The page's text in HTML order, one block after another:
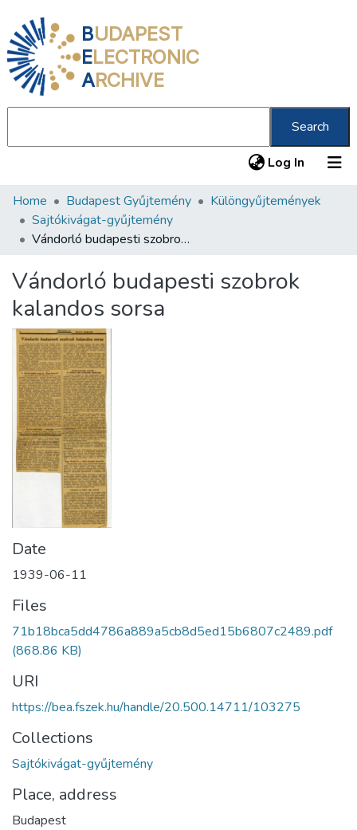
BUDAPEST
ELECTRONIC
ARCHIVE
Search
Log In (current)
Communities & Collections
All of DSpace
About us
Home Budapest Gyűjtemény
Különgyűjtemények
Sajtókivágat-gyűjtemény
Vándorló budapesti szobrok kalandos sorsa
Vándorló budapesti szobrok
kalandos sorsa
Date
1939-06-11
Files
71b18bca5dd4786a889a5cb8d5ed15b6807c2489.pdf
(868.86 KB)
URI
https://bea.fszek.hu/handle/20.500.14711/103275
Collections
Sajtókivágat-gyűjtemény
Place, address
Budapest